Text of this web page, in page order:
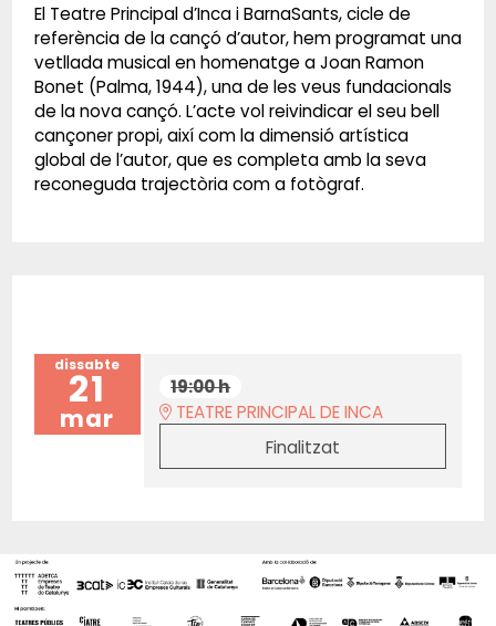
El Teatre Principal d’Inca i BarnaSants, cicle de
referència de la cançó d’autor, hem programat una
vetllada musical en homenatge a Joan Ramon
Bonet (Palma, 1944), una de les veus fundacionals
de la nova cançó. L’acte vol reivindicar el seu bell
cançoner propi, així com la dimensió artística
global de l’autor, que es completa amb la seva
reconeguda trajectòria com a fotògraf.
dissabte
21
mar
19:00 h
TEATRE PRINCIPAL DE INCA
Finalitzat